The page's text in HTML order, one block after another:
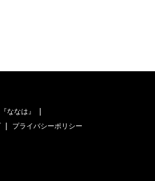
ななは』
プライバシーポリシー